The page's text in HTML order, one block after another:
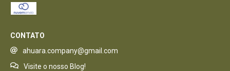
CONTATO
ahuara.company@gmail.com
Visite o nosso Blog!